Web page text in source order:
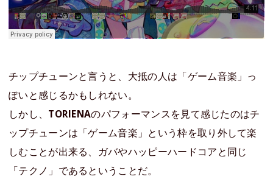
チップチューンと言うと、大抵の人は「ゲーム音楽」っ
ぽいと感じるかもしれない。
しかし、 TORIENAのパフォーマンスを見て感じたのはチ
ップチューンは「ゲーム音楽」という枠を取り外して楽
しむことが出来る、ガバやハッピーハードコアと同じ
「テクノ」であるということだ。